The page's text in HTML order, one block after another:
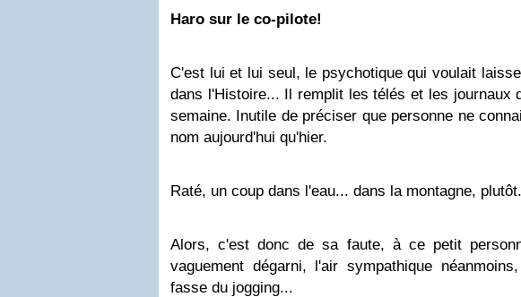
Haro sur le co-pilote!
C'est lui et lui seul, le psychotique qui voulait
dans l'Histoire... Il remplit les télés et les journaux
semaine. Inutile de préciser que personne ne
nom aujourd'hui qu'hier.
Raté, un coup dans l'eau... dans la montagne, plutôt.
Alors, c'est donc de sa faute, à ce petit
vaguement dégarni, l'air sympathique
fasse du jogging...